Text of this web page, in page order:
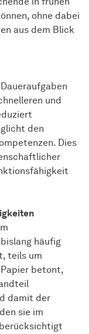
ohne dabei
aus dem Blick
und
den
Dies
häufig
teils um
betont,
damit der
sie im